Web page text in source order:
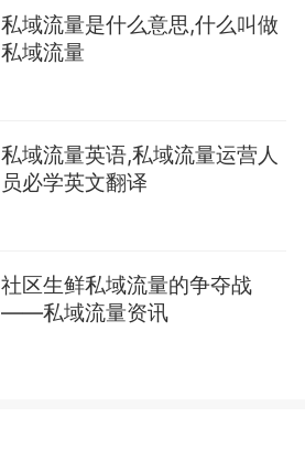
私域流量是什么意思,什么叫做
私域流量
私域流量英语,私域流量运营人
员必学英文翻译
社区生鲜私域流量的争夺战
——私域流量资讯